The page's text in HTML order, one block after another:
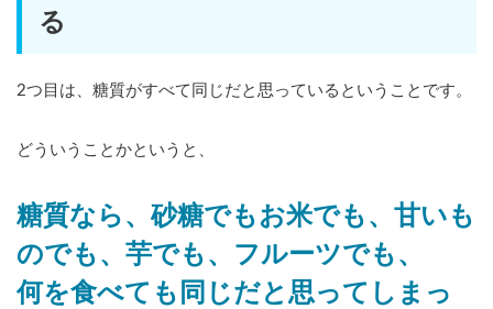
る
2つ目は、糖質がすべて同じだと思っているということです。
どういうことかというと、
糖質なら、砂糖でもお米でも、甘いも
のでも、芋でも、フルーツでも、
何を食べても同じだと思ってしまっ